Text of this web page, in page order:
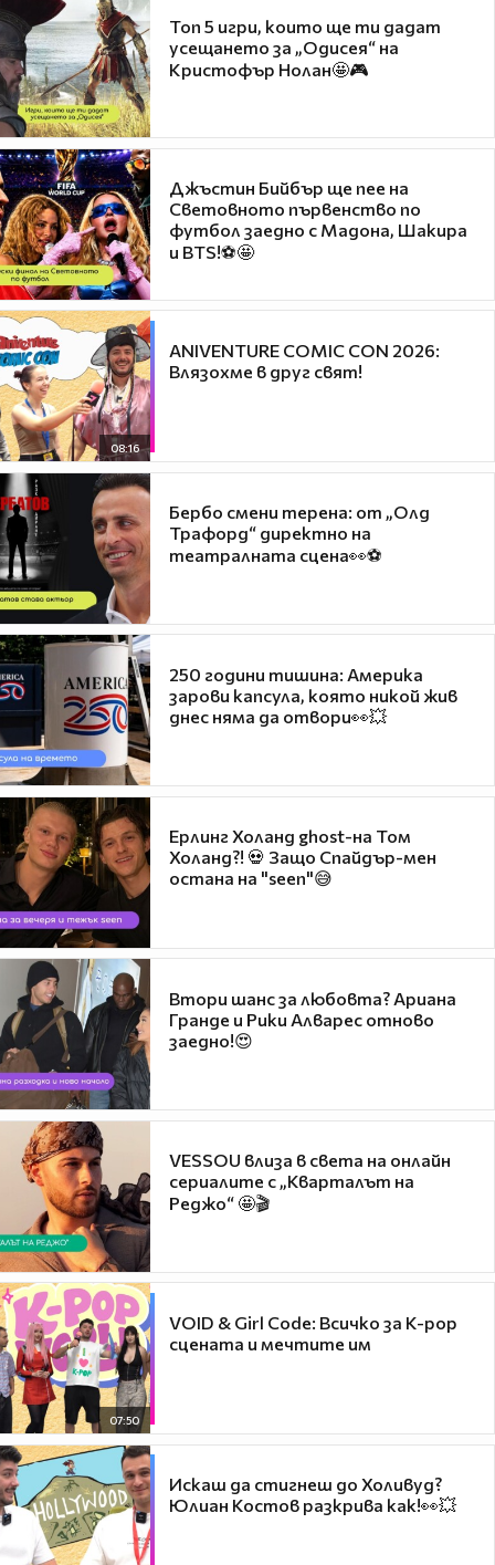
Топ 5 игри, които ще ти дадат
усещането за „Одисея“ на
Кристофър Нолан🤩🎮
Джъстин Бийбър ще пее на
Световното първенство по
футбол заедно с Мадона, Шакира
и BTS!⚽🤩
08:16
ANIVENTURE COMIC CON 2026:
Влязохме в друг свят!
Бербо смени терена: от „Олд
Трафорд“ директно на
театралната сцена👀⚽
250 години тишина: Америка
зарови капсула, която никой жив
днес няма да отвори👀💥
Ерлинг Холанд ghost-на Том
Холанд?! 💀 Защо Спайдър-мен
остана на "seen"😅
Втори шанс за любовта? Ариана
Гранде и Рики Алварес отново
заедно!😍
VESSOU влиза в света на онлайн
сериалите с „Кварталът на
Реджо“ 🤩🎬
07:50
VOID & Girl Code: Всичко за K-pop
сцената и мечтите им
Искаш да стигнеш до Холивуд?
Юлиан Костов разкрива как!👀💥